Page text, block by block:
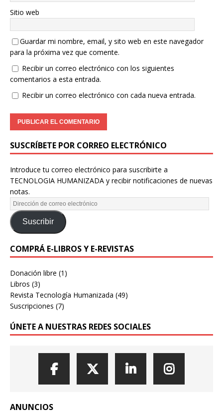
Sitio web
Guardar mi nombre, email, y sito web en este navegador
para la próxima vez que comente.
Recibir un correo electrónico con los siguientes
comentarios a esta entrada.
Recibir un correo electrónico con cada nueva entrada.
SUSCRÍBETE POR CORREO ELECTRÓNICO
Introduce tu correo electrónico para suscribirte a
TECNOLOGIA HUMANIZADA y recibir notificaciones de nuevas
notas.
Suscribir
COMPRÁ E-LIBROS Y E-REVISTAS
Donación libre (1)
Libros (3)
Revista Tecnología Humanizada (49)
Suscripciones (7)
ÚNETE A NUESTRAS REDES SOCIALES
ANUNCIOS